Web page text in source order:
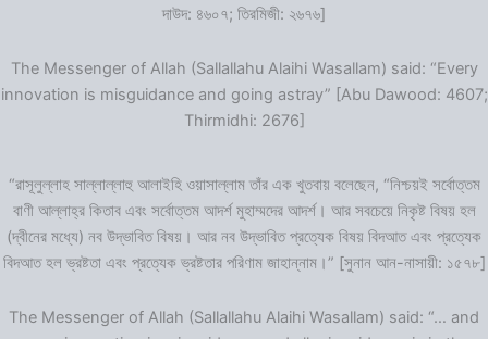
দাউদ: ৪৬০৭; তিরমিজী: ২৬৭৬]
The Messenger of Allah (Sallallahu Alaihi Wasallam) said: “Every
innovation is misguidance and going astray” [Abu Dawood: 4607;
Thirmidhi: 2676]
“রাসূলুল্লাহ সাল্লাল্লাহু আলাইহি ওয়াসাল্লাম তাঁর এক খুতবায় বলেছেন, “নিশ্চয়ই সর্বোত্তম
বাণী আল্লাহ্‌র কিতাব এবং সর্বোত্তম আদর্শ মুহাম্মদের আদর্শ। আর সবচেয়ে নিকৃষ্ট বিষয় হল
(দ্বীনের মধ্যে) নব উদ্ভাবিত বিষয়। আর নব উদ্ভাবিত প্রত্যেক বিষয় বিদআত এবং প্রত্যেক
বিদআত হল ভ্রষ্টতা এবং প্রত্যেক ভ্রষ্টতার পরিণাম জাহান্নাম।” [সুনান আন-নাসায়ী: ১৫৭৮]
The Messenger of Allah (Sallallahu Alaihi Wasallam) said: “… and